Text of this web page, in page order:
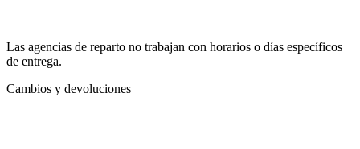
Las agencias de reparto no trabajan con horarios o días específicos
de entrega.
Cambios y devoluciones
+